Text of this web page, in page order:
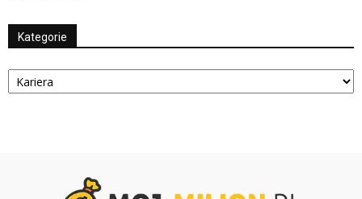
Kategorie
Kategorie